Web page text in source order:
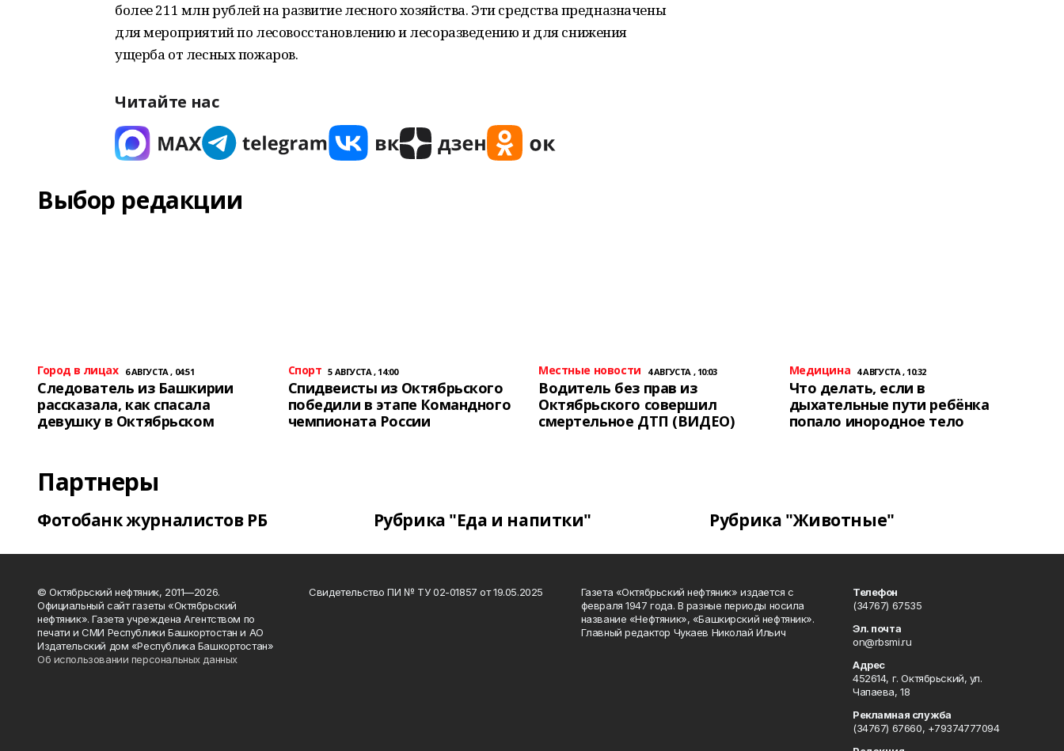
более 211 млн рублей на развитие лесного хозяйства. Эти средства предназначены
для мероприятий по лесовосстановлению и лесоразведению и для снижения
ущерба от лесных пожаров.
Читайте нас
Выбор редакции
Город в лицах 6 АВГУСТА , 04:51
Следователь из Башкирии
рассказала, как спасала
девушку в Октябрьском
Спорт 5 АВГУСТА , 14:00
Спидвеисты из Октябрьского
победили в этапе Командного
чемпионата России
Местные новости 4 АВГУСТА , 10:03
Водитель без прав из
Октябрьского совершил
смертельное ДТП (ВИДЕО)
Медицина 4 АВГУСТА , 10:32
Что делать, если в
дыхательные пути ребёнка
попало инородное тело
Партнеры
Фотобанк журналистов РБ Рубрика "Еда и напитки" Рубрика "Животные"
© Октябрьский нефтяник, 2011—2026.
Официальный сайт газеты «Октябрьский
нефтяник». Газета учреждена Агентством по
печати и СМИ Республики Башкортостан и АО
Издательский дом «Республика Башкортостан»
Об использовании персональных данных
Свидетельство ПИ № ТУ 02-01857 от 19.05.2025
Газета «Октябрьский нефтяник» издается с
февраля 1947 года. В разные периоды носила
название «Нефтяник», «Башкирский нефтяник».
Главный редактор Чукаев Николай Ильич
Телефон
(34767) 67535
Эл. почта
on@rbsmi.ru
Адрес
452614, г. Октябрьский, ул.
Чапаева, 18
Рекламная служба
(34767) 67660, +79374777094